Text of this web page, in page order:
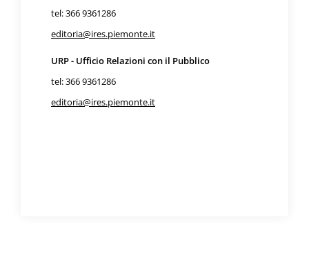
tel: 366 9361286
editoria@ires.piemonte.it
URP - Ufficio Relazioni con il Pubblico
tel: 366 9361286
editoria@ires.piemonte.it